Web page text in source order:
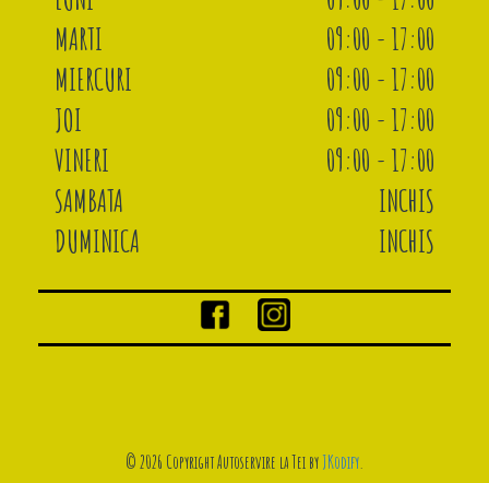
MARTI
09:00 - 17:00
MIERCURI
09:00 - 17:00
JOI
09:00 - 17:00
VINERI
09:00 - 17:00
SAMBATA
INCHIS
DUMINICA
INCHIS
© 2026 Copyright Autoservire la Tei byJKodify.